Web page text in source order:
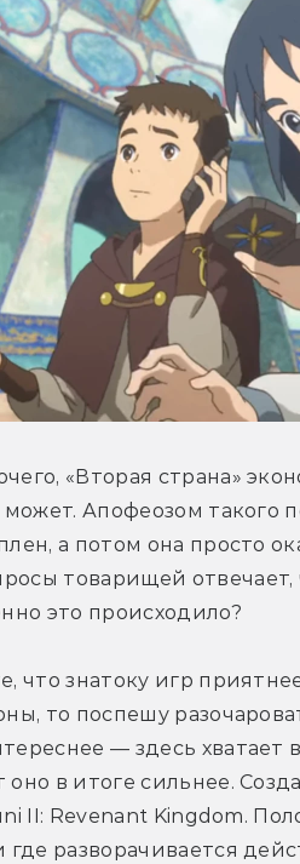
«Вторая страна»
может. Апофеозом такого
а потом она просто
товарищей отвечает,
это происходило?
что знатоку игр
то поспешу
— здесь
оно в итоге сильнее.
II: Revenant Kingdom.
где разворачивается